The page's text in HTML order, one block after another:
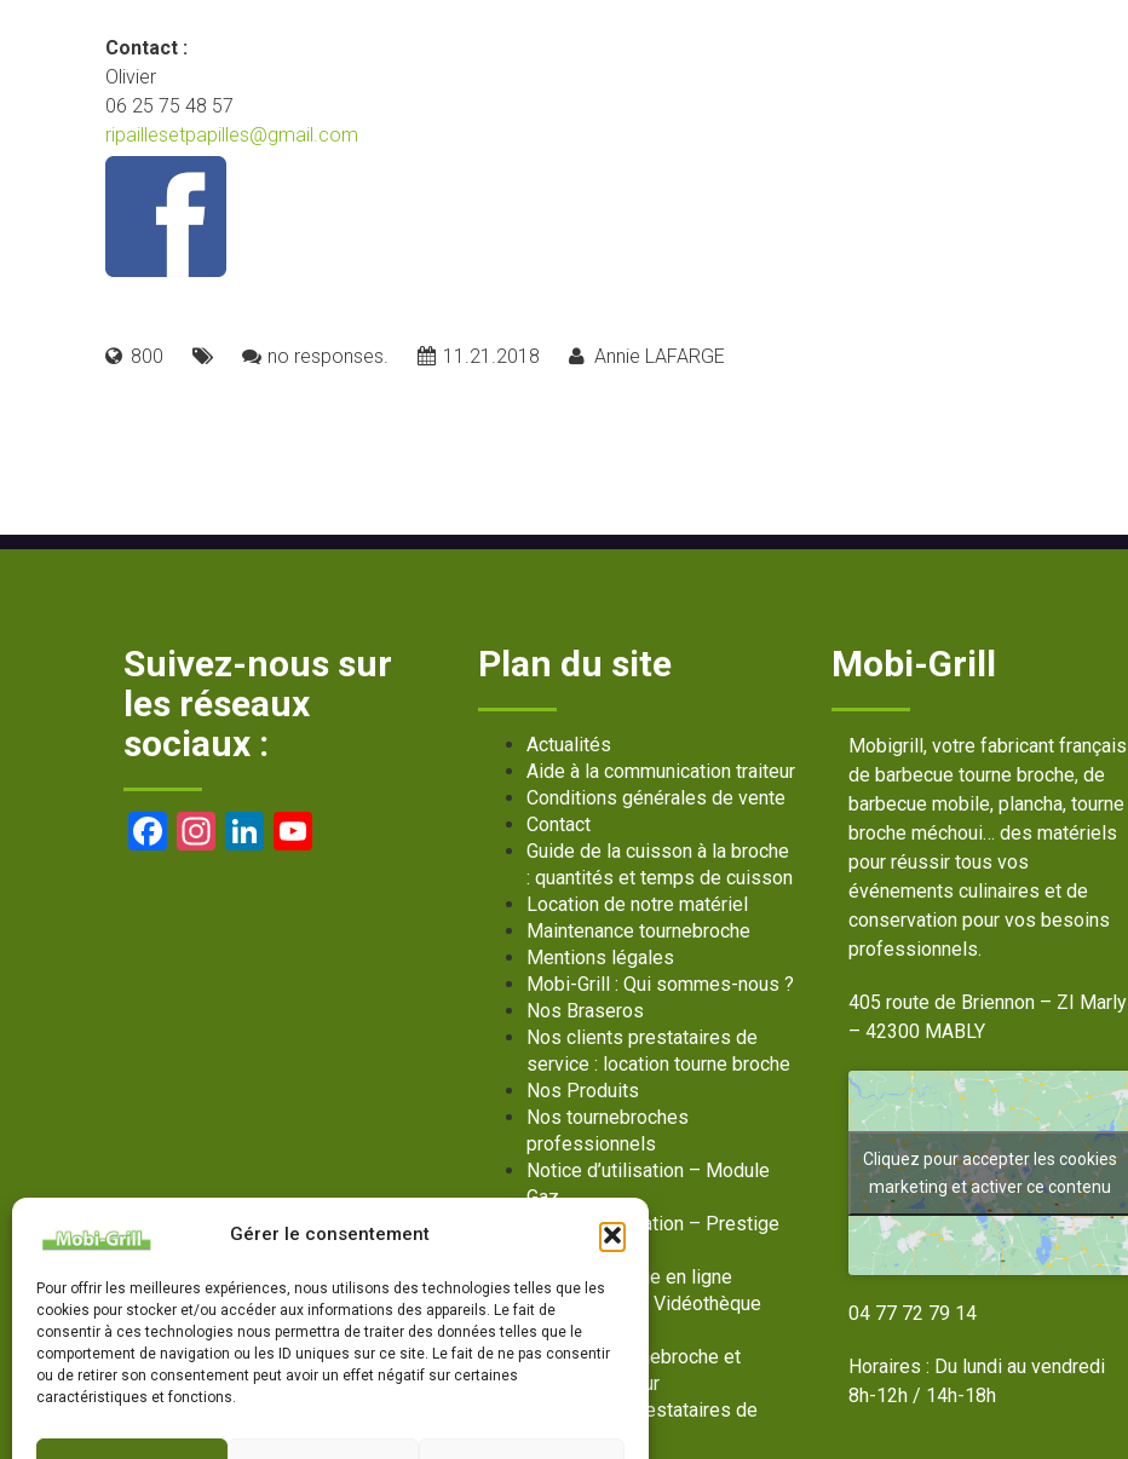
Gérer le consentement
Pour offrir les meilleures expériences, nous utilisons des technologies telles que les
cookies pour stocker et/ou accéder aux informations des appareils. Le fait de
consentir à ces technologies nous permettra de traiter des données telles que le
comportement de navigation ou les ID uniques sur ce site. Le fait de ne pas consentir
ou de retirer son consentement peut avoir un effet négatif sur certaines
caractéristiques et fonctions.
Contact :
Olivier
06 25 75 48 57
ripaillesetpapilles@gmail.com
800 no responses. 11.21.2018 Annie LAFARGE
Suivez-nous sur
les réseaux
sociaux :
Facebook
Instagram
LinkedIn
Plan du site
Actualités
Aide à la communication traiteur
Conditions générales de vente
Contact
Guide de la cuisson à la broche
: quantités et temps de cuisson
Location de notre matériel
Maintenance tournebroche
Mentions légales
Mobi-Grill : Qui sommes-nous ?
Nos Braseros
Nos clients prestataires de
service : location tourne broche
Nos Produits
Nos tournebroches
professionnels
Notice d’utilisation – Module
Gaz
Notice d’utilisation – Prestige
Notre catalogue en ligne
Photothèque / Vidéothèque
Plan du site
Vente de tournebroche et
matériel traiteur
Nos clients prestataires de
Mobi-Grill
Mobigrill, votre fabricant français
de barbecue tourne broche, de
barbecue mobile, plancha, tourne
broche méchoui… des matériels
pour réussir tous vos
événements culinaires et de
conservation pour vos besoins
professionnels.
405 route de Briennon – ZI Marly
– 42300 MABLY
Cliquez pour accepter les cookies
marketing et activer ce contenu
04 77 72 79 14
Horaires : Du lundi au vendredi
8h-12h / 14h-18h